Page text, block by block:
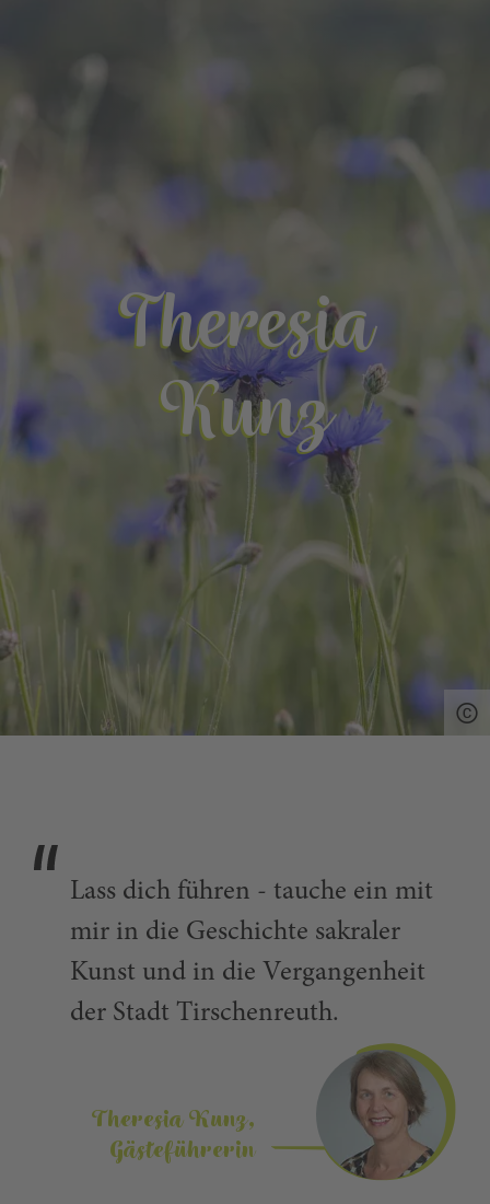
Theresia
Kunz
Lass dich führen - tauche ein mit
mir in die Geschichte sakraler
Kunst und in die Vergangenheit
der Stadt Tirschenreuth.
Theresia Kunz,
Gästeführerin